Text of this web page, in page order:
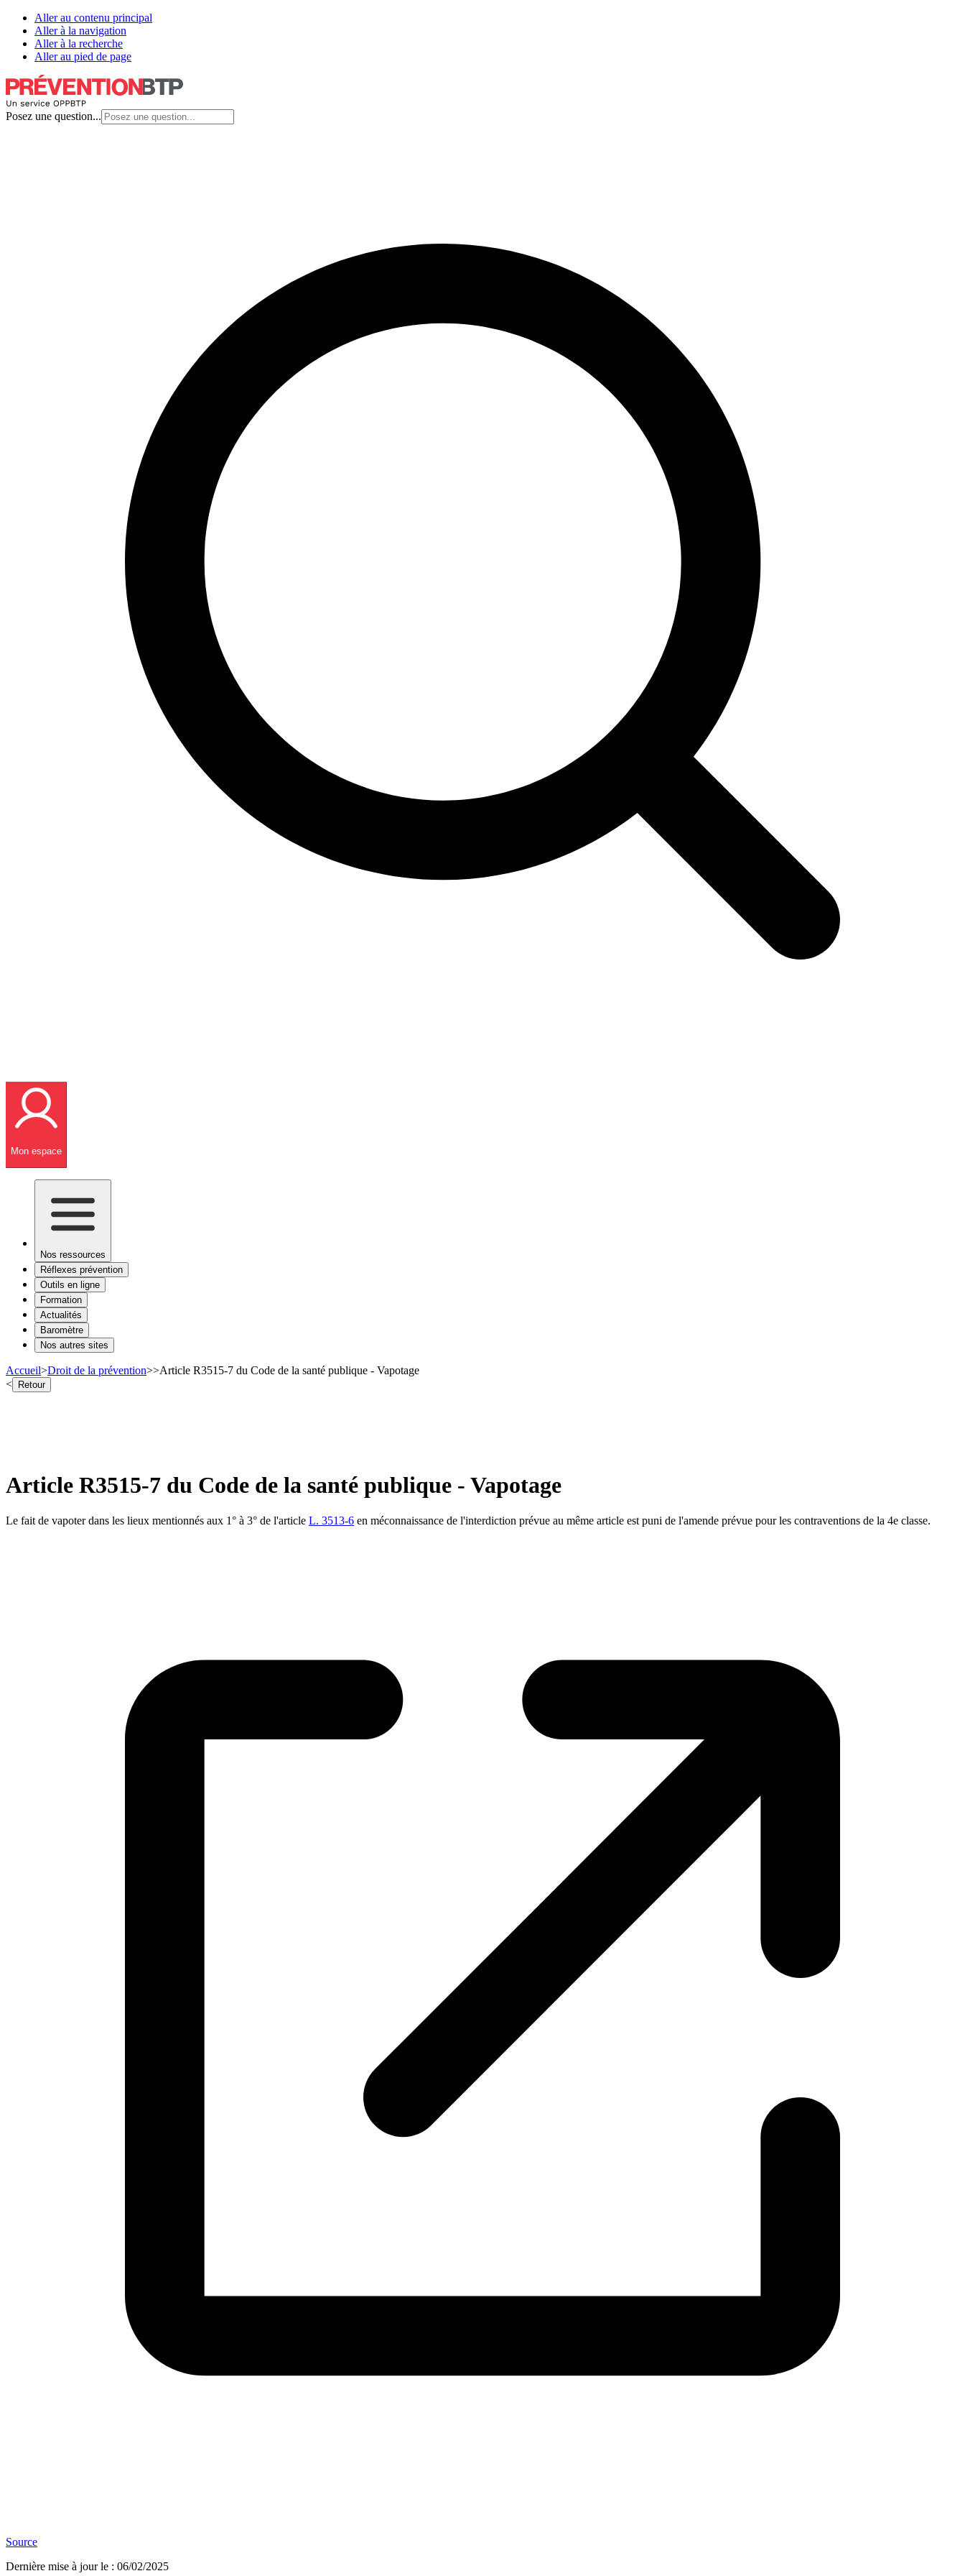
Aller au contenu principal
Aller à la navigation
Aller à la recherche
Aller au pied de page
Posez une question...
Mon espace
Nos ressources
Réflexes prévention
Outils en ligne
Formation
Actualités
Baromètre
Nos autres sites
Accueil>Droit de la prévention>>Article R3515-7 du Code de la santé publique - Vapotage
< Retour
Article R3515-7 du Code de la santé publique - Vapotage
Le fait de vapoter dans les lieux mentionnés aux 1° à 3° de l'article L. 3513-6 en méconnaissance de l'interdiction prévue au même article est puni de l'amende prévue pour les contraventions de la 4e classe.
Source
Dernière mise à jour le : 06/02/2025